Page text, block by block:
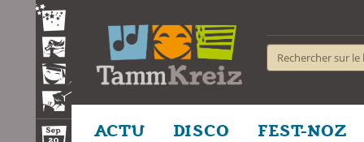
ACTU DISCO FEST-NOZ